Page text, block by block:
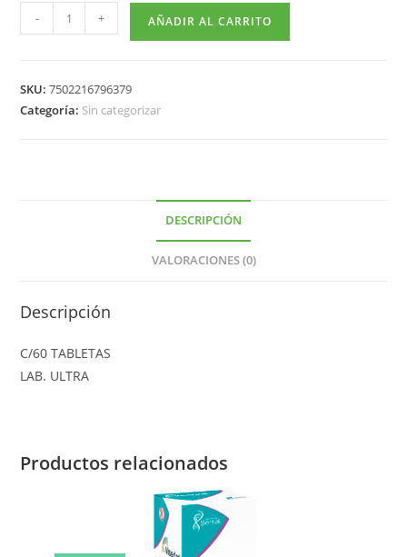
- + AÑADIR AL CARRITO
SKU:7502216796379
Categoría: Sin categorizar
DESCRIPCIÓN
VALORACIONES (0)
Descripción
C/60 TABLETAS
LAB. ULTRA
Productos relacionados